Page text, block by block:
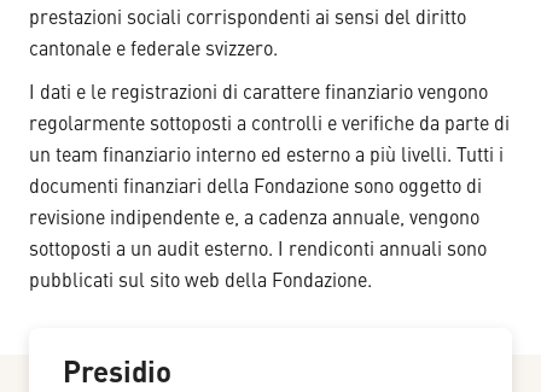
prestazioni sociali corrispondenti ai sensi del diritto
cantonale e federale svizzero.
I dati e le registrazioni di carattere finanziario vengono
regolarmente sottoposti a controlli e verifiche da parte di
un team finanziario interno ed esterno a più livelli. Tutti i
documenti finanziari della Fondazione sono oggetto di
revisione indipendente e, a cadenza annuale, vengono
sottoposti a un audit esterno. I rendiconti annuali sono
pubblicati sul sito web della Fondazione.
Presidio